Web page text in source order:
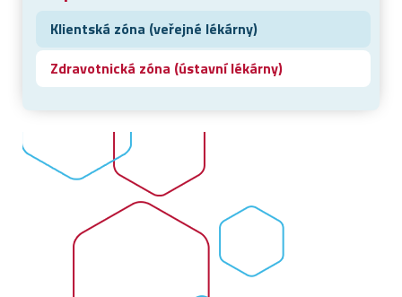
Klientská zóna (veřejné lékárny)
Zdravotnická zóna (ústavní lékárny)